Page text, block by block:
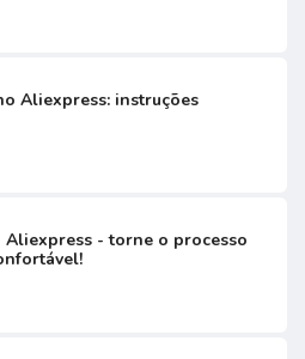
Aliexpress: instruções
Aliexpress - torne o processo